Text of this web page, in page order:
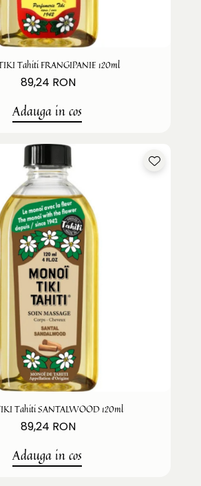
Tahiti FRANGIPANIE 120ml
89,24 RON
Adauga in cos
Tahiti SANTALWOOD 120ml
89,24 RON
Adauga in cos